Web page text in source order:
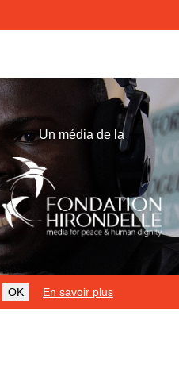
OK En savoir plus
Un média de la